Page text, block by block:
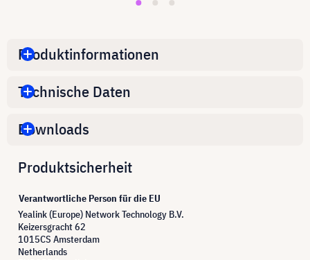
Produktinformationen
Technische Daten
Downloads
Produktsicherheit
Verantwortliche Person für die EU
Yealink (Europe) Network Technology B.V.
Keizersgracht 62
1015CS Amsterdam
Netherlands